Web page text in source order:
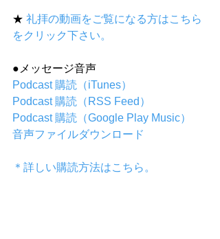
★ 礼拝の動画をご覧になる方はこちら
をクリック下さい。
●メッセージ音声
Podcast 購読（iTunes）
Podcast 購読（RSS Feed）
Podcast 購読（Google Play Music）
音声ファイルダウンロード
＊詳しい購読方法はこちら。